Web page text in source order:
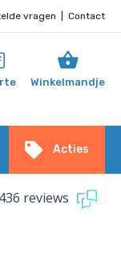
vragen Contact
Winkelmandje
Acties
436 reviews